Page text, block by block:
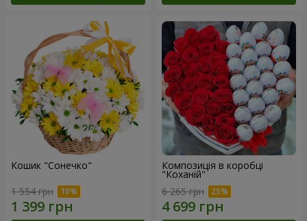
Кошик "Сонечко"
1 554 грн
Композиція в коробці
"Коханій"
6 265 грн